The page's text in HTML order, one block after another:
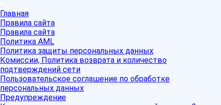
Главная
Правила сайта
Правила сайта
Политика AML
Политика защиты персональных данных
Комиссии, Политика возврата и количество
подтверждений сети
Пользовательское соглашение по обработке
персональных данных
Предупреждение